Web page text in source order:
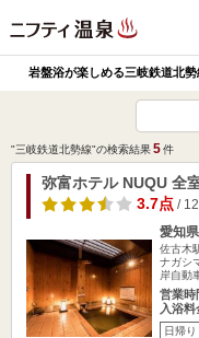
岩盤浴が楽しめる三岐鉄道北
"三岐鉄道北勢線"の検索結果5件
弥富ホテル NUQU 全
3.7点 /
愛知
佐古木
ナガシ
岸自動
営業時
入浴料
日帰り